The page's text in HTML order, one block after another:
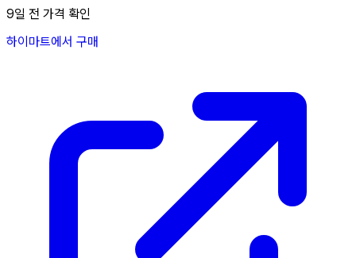
9일 전 가격 확인
하이마트에서 구매